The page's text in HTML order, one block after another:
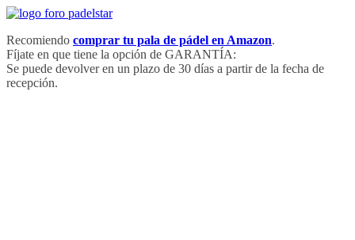
Saltar
contenido
Recomiendo comprar tu pala de pádel en Amazon.
Fíjate en que tiene la opción de GARANTÍA:
Se puede devolver en un plazo de 30 días a partir de la fecha de
recepción.